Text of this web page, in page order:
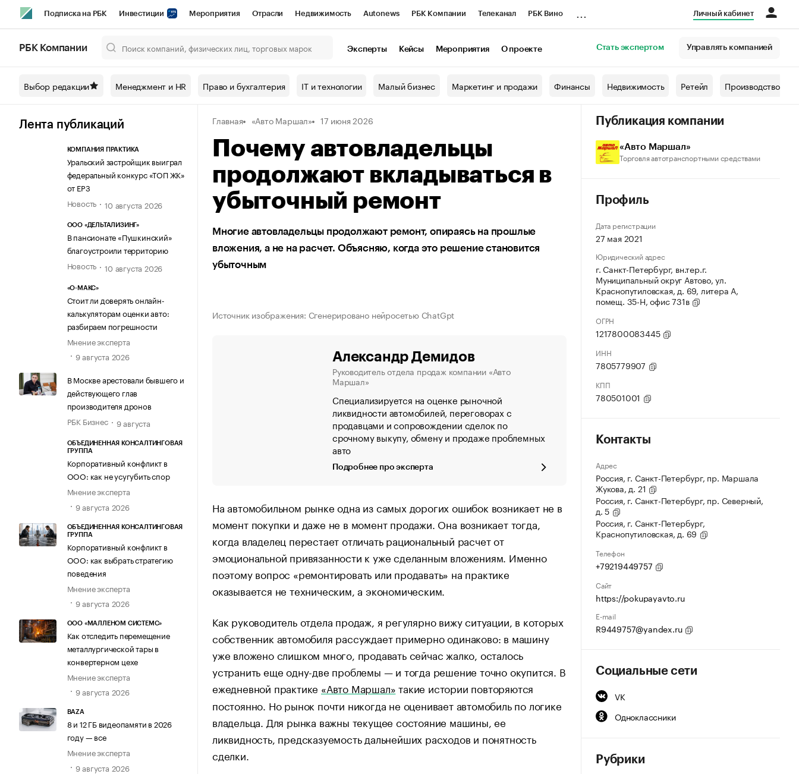
Подписка на РБК Инвестиции Мероприятия Отрасли Недвижимость Autonews РБК Компании Телеканал РБК Вино
Спецпроекты СПб Конференции СПб Спецпроекты Проверка контрагентов
Технологии и медиа Рынок наличной валюты
Личный кабинет
РБК Компании Эксперты Кейсы Мероприятия О проекте Стать экспертом Управлять компанией
Выбор редакции Менеджмент и HR Право и бухгалтерия IT и технологии Малый бизнес Маркетинг и продажи Финансы Недвижимость Ретейл Производство
Лента публикаций
КОМПАНИЯ ПРАКТИКА
Уральский застройщик выиграл
федеральный конкурс «ТОП ЖК»
от ЕРЗ
Новость
10 августа 2026
ООО «ДЕЛЬТАЛИЗИНГ»
В пансионате «Пушкинский»
благоустроили территорию
Новость
10 августа 2026
«О-МАКС»
Стоит ли доверять онлайн-
калькуляторам оценки авто:
разбираем погрешности
Мнение эксперта
9 августа 2026
В Москве арестовали бывшего и
действующего глав
производителя дронов
РБК Бизнес
9 августа
ОБЪЕДИНЕННАЯ КОНСАЛТИНГОВАЯ
ГРУППА
Корпоративный конфликт в
ООО: как не усугубить спор
Мнение эксперта
9 августа 2026
ОБЪЕДИНЕННАЯ КОНСАЛТИНГОВАЯ
ГРУППА
Корпоративный конфликт в
ООО: как выбрать стратегию
поведения
Мнение эксперта
9 августа 2026
ООО «МАЛЛЕНОМ СИСТЕМС»
Как отследить перемещение
металлургической тары в
конвертерном цехе
Мнение эксперта
9 августа 2026
BAZA
8 и 12 ГБ видеопамяти в 2026
году — все
Мнение эксперта
9 августа 2026
Главная «Авто Маршал» 17 июня 2026
Почему автовладельцы
продолжают вкладываться в
убыточный ремонт
Многие автовладельцы продолжают ремонт, опираясь на прошлые
вложения, а не на расчет. Объясняю, когда это решение становится
убыточным
Источник изображения: Сгенерировано нейросетью ChatGpt
Александр Демидов
Руководитель отдела продаж компании «Авто
Маршал»
Специализируется на оценке рыночной
ликвидности автомобилей, переговорах с
продавцами и сопровождении сделок по
срочному выкупу, обмену и продаже проблемных
авто
Подробнее про эксперта
На автомобильном рынке одна из самых дорогих ошибок возникает не в
момент покупки и даже не в момент продажи. Она возникает тогда,
когда владелец перестает отличать рациональный расчет от
эмоциональной привязанности к уже сделанным вложениям. Именно
поэтому вопрос «ремонтировать или продавать» на практике
оказывается не техническим, а экономическим.
Как руководитель отдела продаж, я регулярно вижу ситуации, в которых
собственник автомобиля рассуждает примерно одинаково: в машину
уже вложено слишком много, продавать сейчас жалко, осталось
устранить еще одну-две проблемы — и тогда решение точно окупится. В
ежедневной практике «Авто Маршал»такие истории повторяются
постоянно. Но рынок почти никогда не оценивает автомобиль по логике
владельца. Для рынка важны текущее состояние машины, ее
ликвидность, предсказуемость дальнейших расходов и понятность
сделки.
Публикация компании
«Авто Маршал»
Торговля автотранспортными средствами
Профиль
Дата регистрации
27 мая 2021
Юридический адрес
г. Санкт-Петербург, вн.тер.г.
Муниципальный округ Автово, ул.
Краснопутиловская, д. 69, литера А,
помещ. 35-Н, офис 731в
ОГРН
1217800083445
ИНН
7805779907
КПП
780501001
Контакты
Адрес
Россия, г. Санкт-Петербург, пр. Маршала
Жукова, д. 21
Россия, г. Санкт-Петербург, пр. Северный,
д. 5
Россия, г. Санкт-Петербург,
Краснопутиловская, д. 69
Телефон
+79219449757
Сайт
https://pokupayavto.ru
E-mail
R9449757@yandex.ru
Социальные сети
VK
Одноклассники
Рубрики